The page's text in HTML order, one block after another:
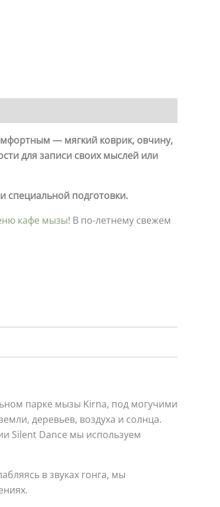
— мягкий коврик, овчину,
для записи своих мыслей или
специальной подготовки.
кафе мызы! В по-летнему свежем
парке мызы Kirna, под могучими
деревьев, воздуха и солнца.
Silent Dance мы используем
в звуках гонга, мы